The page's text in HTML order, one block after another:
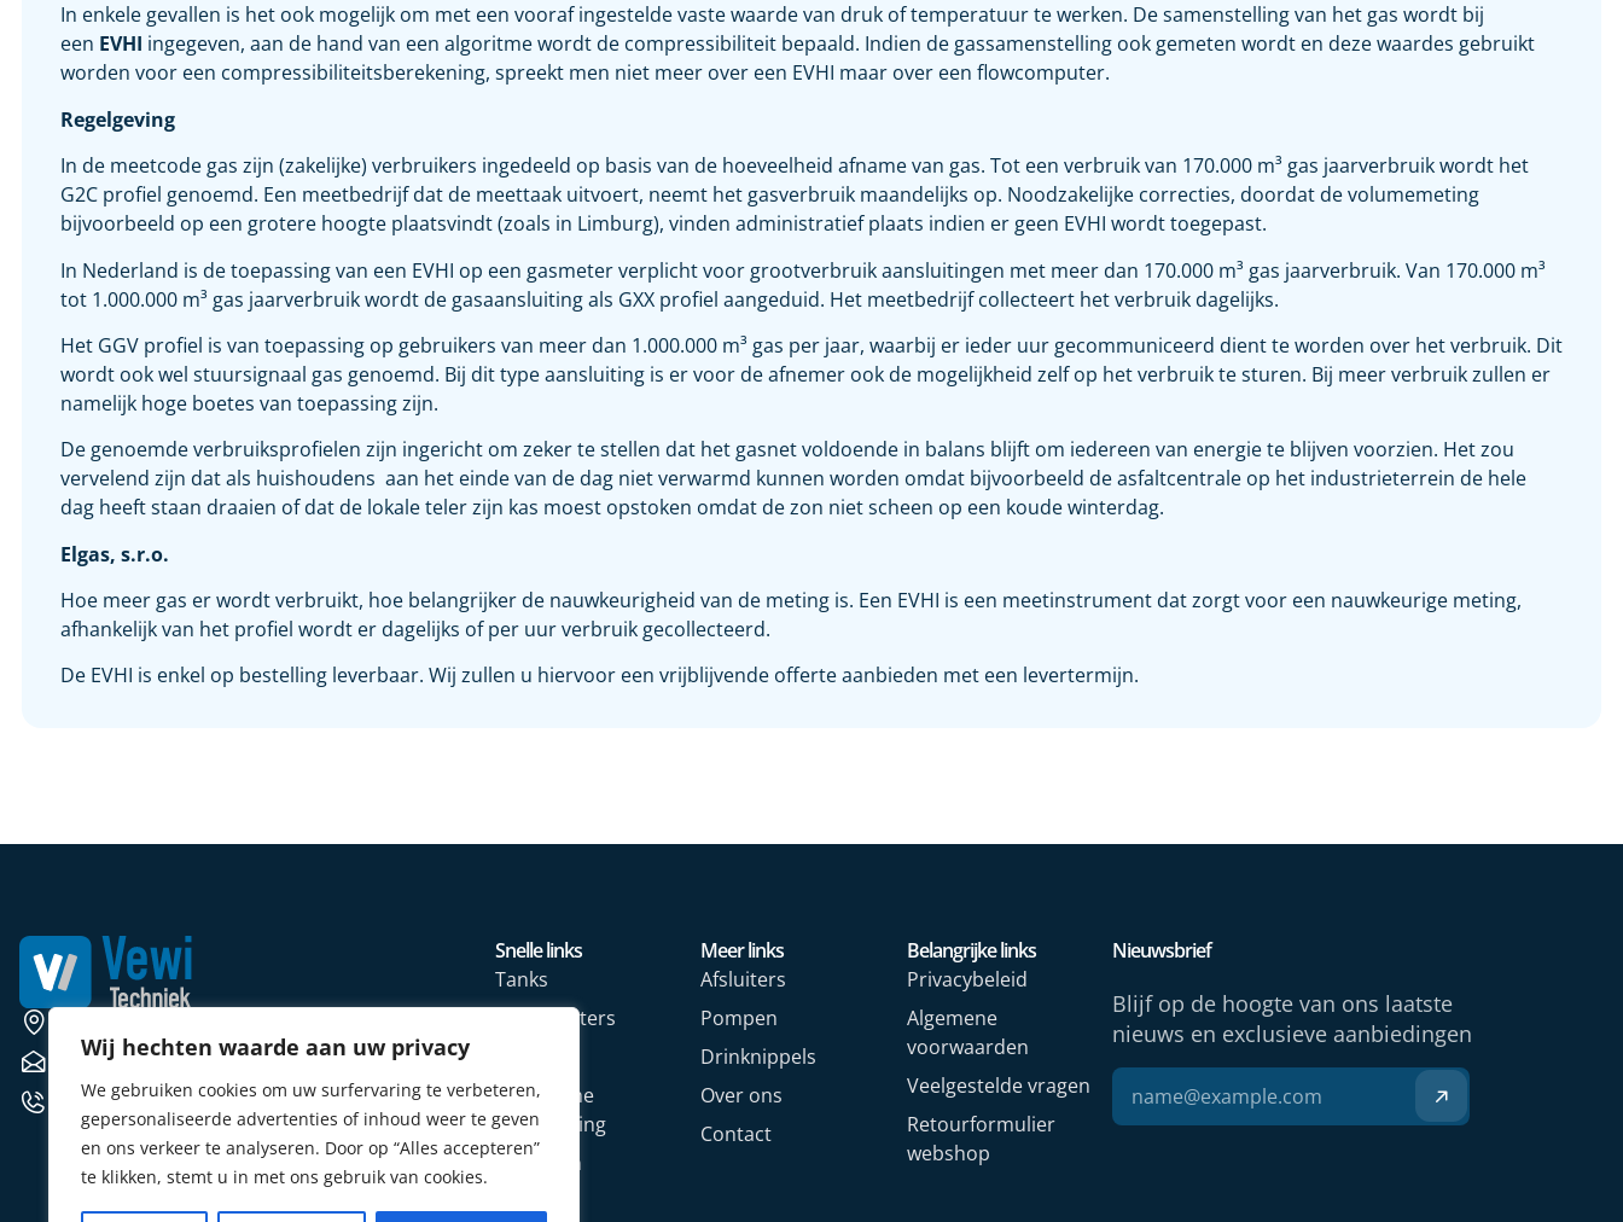
Wij hechten waarde aan uw privacy
We gebruiken cookies om uw surfervaring te verbeteren,
gepersonaliseerde advertenties of inhoud weer te geven
en ons verkeer te analyseren. Door op “Alles accepteren”
te klikken, stemt u in met ons gebruik van cookies.
In enkele gevallen is het ook mogelijk om met een vooraf ingestelde vaste waarde van druk of temperatuur te werken. De samenstelling van het gas wordt bij
een EVHI ingegeven, aan de hand van een algoritme wordt de compressibiliteit bepaald. Indien de gassamenstelling ook gemeten wordt en deze waardes gebruikt
worden voor een compressibiliteitsberekening, spreekt men niet meer over een EVHI maar over een flowcomputer.
Regelgeving
In de meetcode gas zijn (zakelijke) verbruikers ingedeeld op basis van de hoeveelheid afname van gas. Tot een verbruik van 170.000 m³ gas jaarverbruik wordt het
G2C profiel genoemd. Een meetbedrijf dat de meettaak uitvoert, neemt het gasverbruik maandelijks op. Noodzakelijke correcties, doordat de volumemeting
bijvoorbeeld op een grotere hoogte plaatsvindt (zoals in Limburg), vinden administratief plaats indien er geen EVHI wordt toegepast.
In Nederland is de toepassing van een EVHI op een gasmeter verplicht voor grootverbruik aansluitingen met meer dan 170.000 m³ gas jaarverbruik. Van 170.000 m³
tot 1.000.000 m³ gas jaarverbruik wordt de gasaansluiting als GXX profiel aangeduid. Het meetbedrijf collecteert het verbruik dagelijks.
Het GGV profiel is van toepassing op gebruikers van meer dan 1.000.000 m³ gas per jaar, waarbij er ieder uur gecommuniceerd dient te worden over het verbruik. Dit
wordt ook wel stuursignaal gas genoemd. Bij dit type aansluiting is er voor de afnemer ook de mogelijkheid zelf op het verbruik te sturen. Bij meer verbruik zullen er
namelijk hoge boetes van toepassing zijn.
De genoemde verbruiksprofielen zijn ingericht om zeker te stellen dat het gasnet voldoende in balans blijft om iedereen van energie te blijven voorzien. Het zou
vervelend zijn dat als huishoudens aan het einde van de dag niet verwarmd kunnen worden omdat bijvoorbeeld de asfaltcentrale op het industrieterrein de hele
dag heeft staan draaien of dat de lokale teler zijn kas moest opstoken omdat de zon niet scheen op een koude winterdag.
Elgas, s.r.o.
Hoe meer gas er wordt verbruikt, hoe belangrijker de nauwkeurigheid van de meting is. Een EVHI is een meetinstrument dat zorgt voor een nauwkeurige meting,
afhankelijk van het profiel wordt er dagelijks of per uur verbruik gecollecteerd.
De EVHI is enkel op bestelling leverbaar. Wij zullen u hiervoor een vrijblijvende offerte aanbieden met een levertermijn.
verkoop@vewitechniek.nl
+31 (0) 412 764102
Snelle links
Tanks
Watermeters
Elektrische
Verwarming
Sensoren
Meer links
Afsluiters
Pompen
Drinknippels
Over ons
Contact
Belangrijke links
Privacybeleid
Algemene
voorwaarden
Veelgestelde vragen
Retourformulier
webshop
Nieuwsbrief
Blijf op de hoogte van ons laatste
nieuws en exclusieve aanbiedingen